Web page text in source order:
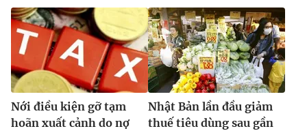
Nới điều kiện gỡ tạm
hoãn xuất cảnh do nợ
Nhật Bản lần đầu giảm
thuế tiêu dùng sau gần